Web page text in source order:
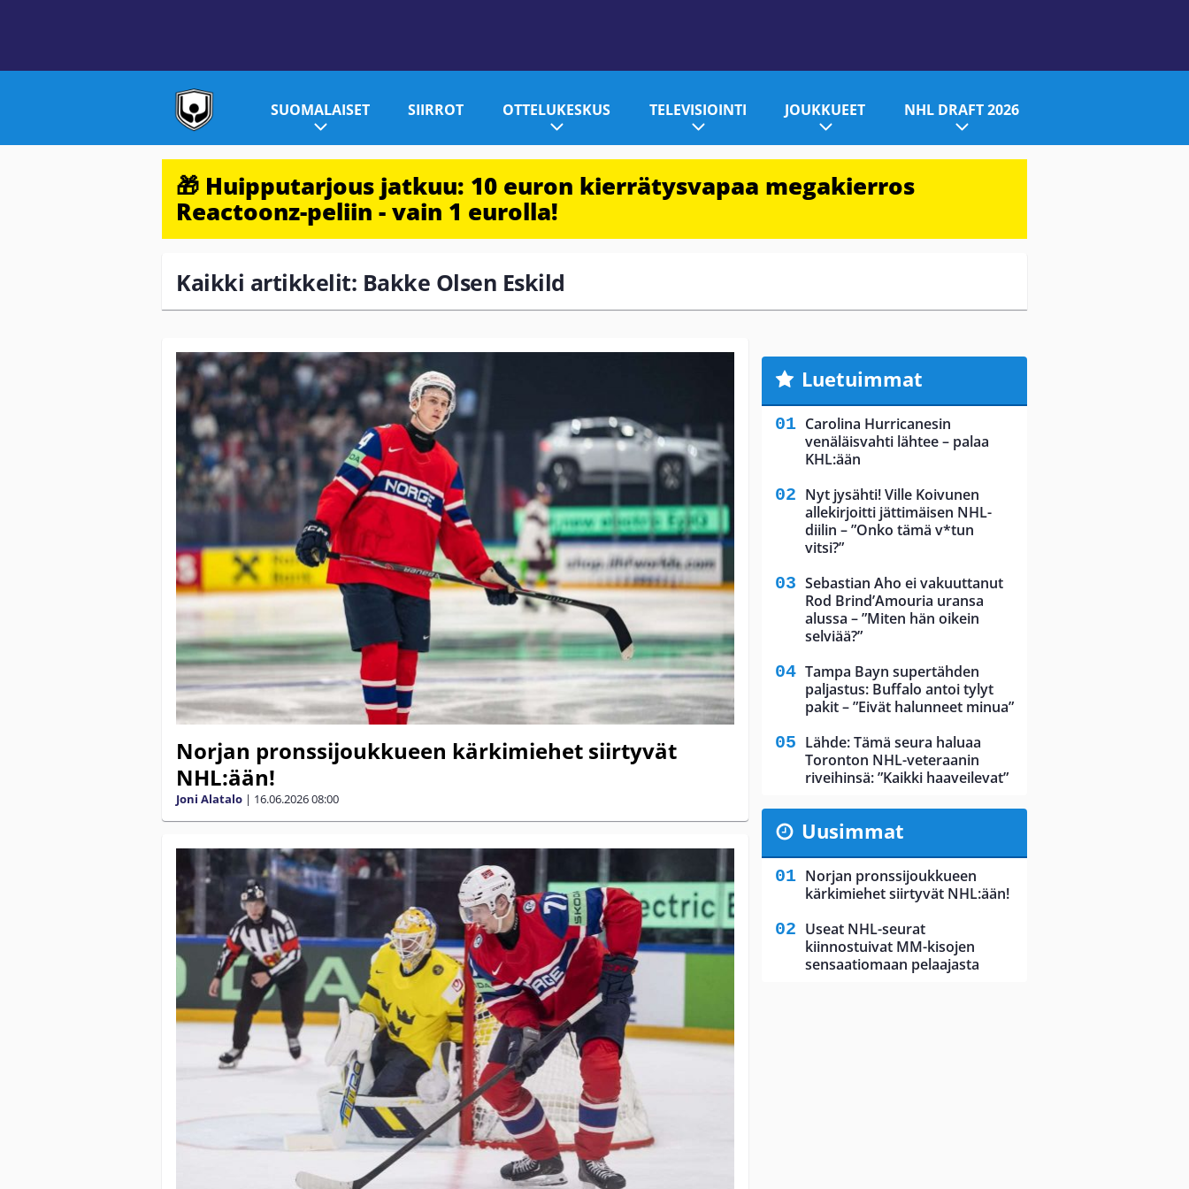
SUOMALAISET SIIRROT OTTELUKESKUS TELEVISIOINTI JOUKKUEET NHL DRAFT 2026
🎁 Huipputarjous jatkuu: 10 euron kierrätysvapaa megakierros
Reactoonz-peliin - vain 1 eurolla!
Kaikki artikkelit: Bakke Olsen Eskild
Norjan pronssijoukkueen kärkimiehet siirtyvät
NHL:ään!
Joni Alatalo | 16.06.202608:00
Luetuimmat
Carolina Hurricanesin
venäläisvahti lähtee – palaa
KHL:ään
Nyt jysähti! Ville Koivunen
allekirjoitti jättimäisen NHL-
diilin – ”Onko tämä v*tun
vitsi?”
Sebastian Aho ei vakuuttanut
Rod Brind’Amouria uransa
alussa – ”Miten hän oikein
selviää?”
Tampa Bayn supertähden
paljastus: Buffalo antoi tylyt
pakit – ”Eivät halunneet minua”
Lähde: Tämä seura haluaa
Toronton NHL-veteraanin
riveihinsä: ”Kaikki haaveilevat”
Uusimmat
Norjan pronssijoukkueen
kärkimiehet siirtyvät NHL:ään!
Useat NHL-seurat
kiinnostuivat MM-kisojen
sensaatiomaan pelaajasta